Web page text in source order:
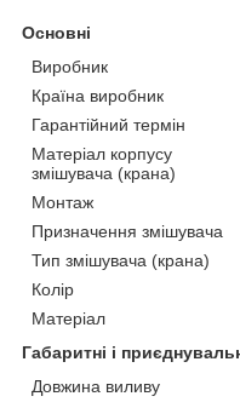
Основні
Виробник
Країна виробник
Гарантійний термін
Матеріал корпусу
змішувача (крана)
Монтаж
Призначення змішувача
Тип змішувача (крана)
Колір
Матеріал
Габаритні і
Довжина виливу